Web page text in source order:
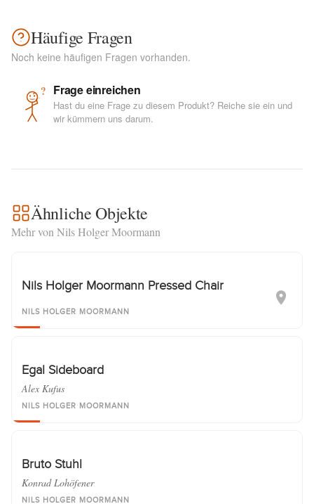
Häufige Fragen
Noch keine häufigen Fragen vorhanden.
? Frage einreichen
Hast du eine Frage zu diesem Produkt? Reiche sie ein und
wir kümmern uns darum.
Ähnliche Objekte
Mehr von Nils Holger Moormann
Nils Holger Moormann Pressed Chair
NILS HOLGER MOORMANN
Egal Sideboard
Alex Kufus
NILS HOLGER MOORMANN
Bruto Stuhl
Konrad Lohöfener
NILS HOLGER MOORMANN